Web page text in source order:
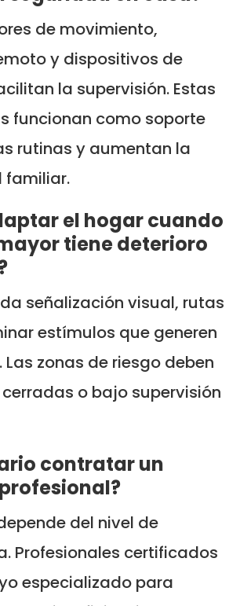
de movimiento,
y dispositivos de
la supervisión. Estas
funcionan como soporte
rutinas y aumentan la
familiar.
el hogar cuando
tiene deterioro
señalización visual, rutas
estímulos que generen
Las zonas de riesgo deben
o bajo supervisión
contratar un
del nivel de
Profesionales certificados
especializado para